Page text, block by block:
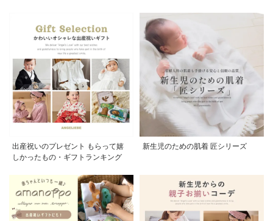
出産祝いのプレゼント もらって嬉
しかったもの・ギフトランキング
新生児のための肌着 匠シリーズ